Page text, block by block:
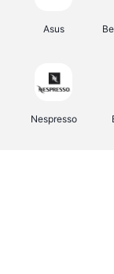
Asus
Nespresso